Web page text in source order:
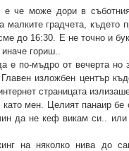
е че може дори в
градчета, където
до 16:30. Е не точно и
гориш..
е по-мъдро от вечерта но
изложбен център
страницата
като мен. Целият панаир
да не кеф викам си..
на няколко нива до